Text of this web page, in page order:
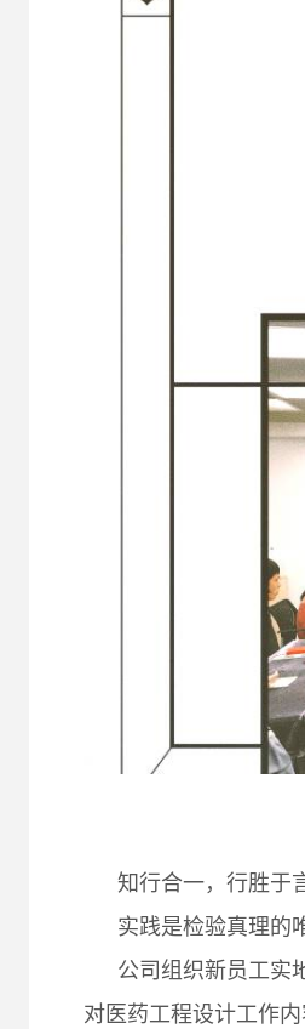
知行合一，行胜于
实践是检验真理的
公司组织新员工实
对医药工程设计工作